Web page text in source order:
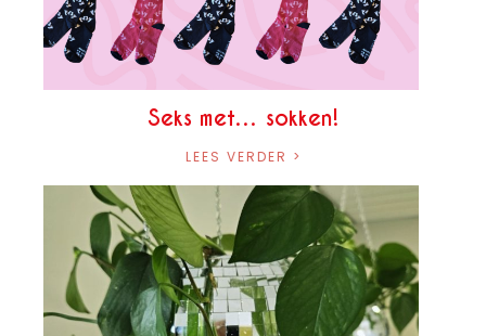
Seks met… sokken!
LEES VERDER >